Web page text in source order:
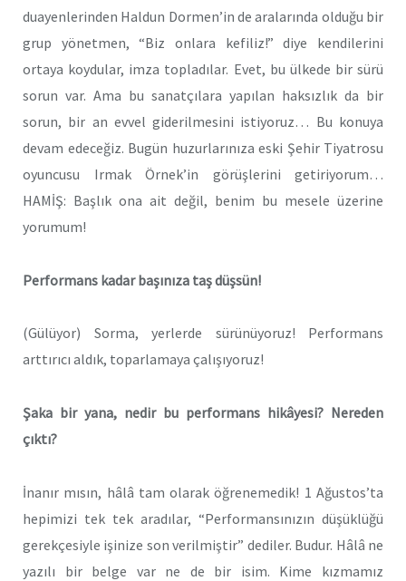
duayenlerinden Haldun Dormen’in de aralarında olduğu bir
grup yönetmen, “Biz onlara kefiliz!” diye kendilerini
ortaya koydular, imza topladılar. Evet, bu ülkede bir sürü
sorun var. Ama bu sanatçılara yapılan haksızlık da bir
sorun, bir an evvel giderilmesini istiyoruz… Bu konuya
devam edeceğiz. Bugün huzurlarınıza eski Şehir Tiyatrosu
oyuncusu Irmak Örnek’in görüşlerini getiriyorum…
HAMİŞ: Başlık ona ait değil, benim bu mesele üzerine
yorumum!
Performans kadar başınıza taş düşsün! ­
(Gülüyor) Sorma, yerlerde sürünüyoruz! Performans
arttırıcı aldık, toparlamaya çalışıyoruz!
Şaka bir yana, nedir bu performans hikâyesi? Nereden
çıktı?
İnanır mısın, hâlâ tam olarak öğrenemedik! 1 Ağustos’ta
hepimizi tek tek aradılar, “Performansınızın düşüklüğü
gerekçesiyle işinize son verilmiştir” dediler. Budur. Hâlâ ne
yazılı bir belge var ne de bir isim. Kime kızmamız